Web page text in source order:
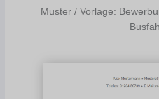
Muster / Vorlage: